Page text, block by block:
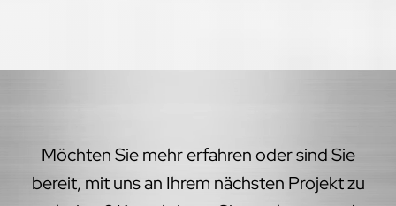
Möchten Sie mehr erfahren oder sind Sie
bereit, mit uns an Ihrem nächsten Projekt zu